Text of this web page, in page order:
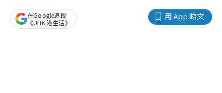
用 App 睇文
在Google追蹤
《UHK 港生活》